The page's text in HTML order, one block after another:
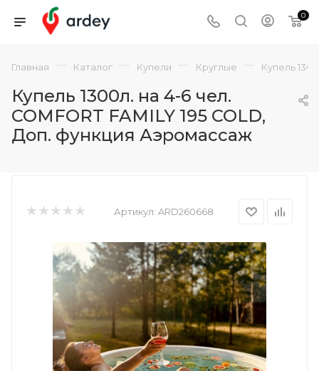
0
Главная — Каталог — Купели — Круглые — Купель
Купель 1300л. на 4-6 чел.
COMFORT FAMILY 195 COLD,
Доп. функция Аэромассаж
Артикул: ARD260668